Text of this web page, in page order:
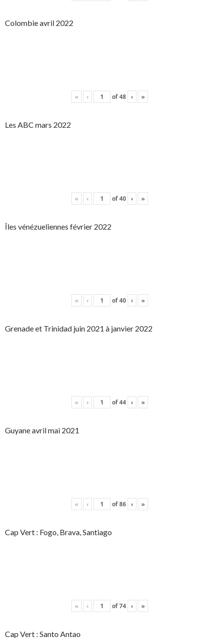
Colombie avril 2022
« ‹ of48 › »
Les ABC mars 2022
« ‹ of40 › »
Îles vénézueliennes février 2022
« ‹ of40 › »
Grenade et Trinidad juin 2021 à janvier 2022
« ‹ of44 › »
Guyane avril mai 2021
« ‹ of86 › »
Cap Vert : Fogo, Brava, Santiago
« ‹ of74 › »
Cap Vert : Santo Antao